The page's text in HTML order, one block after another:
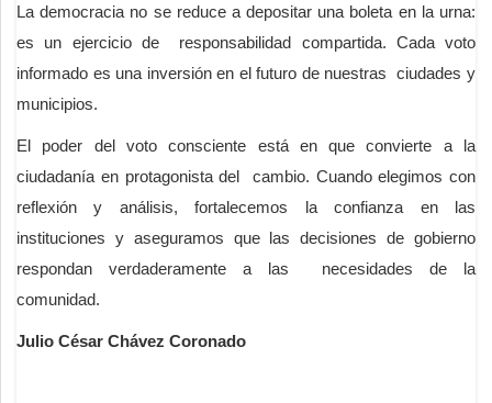
La democracia no se reduce a depositar una boleta en la urna:
es un ejercicio de responsabilidad compartida. Cada voto
informado es una inversión en el futuro de nuestras ciudades y
municipios.
El poder del voto consciente está en que convierte a la
ciudadanía en protagonista del cambio. Cuando elegimos con
reflexión y análisis, fortalecemos la confianza en las
instituciones y aseguramos que las decisiones de gobierno
respondan verdaderamente a las necesidades de la
comunidad.
Julio César Chávez Coronado